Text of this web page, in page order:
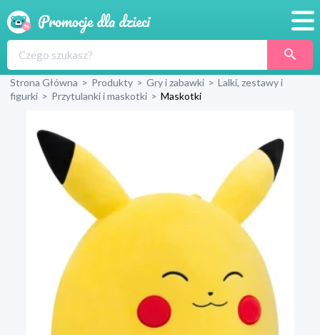
Produkty
Wyprawka
Strona Główna > Produkty > Gry i zabawki > Lalki, zestawy i
figurki > Przytulanki i maskotki > Maskotki